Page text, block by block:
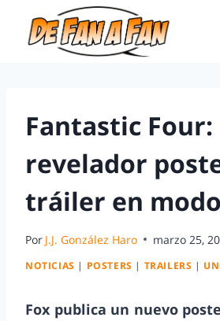
Fantastic
revelador
tráiler en modo
Por J.J. González Haro marzo 25,
NOTICIAS | POSTERS | TRAILERS |
Fox publica un nuevo